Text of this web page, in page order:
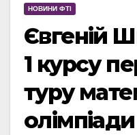
НОВИНИ ФТІ
Євгеній
1 курсу
туру
олімпіади